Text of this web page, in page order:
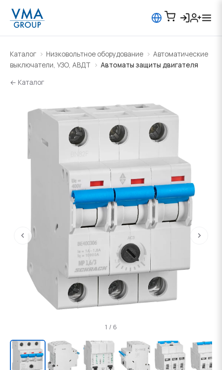
Каталог Низковольтное оборудование
Автоматические
выключатели, УЗО, АВДТ
Автоматы защиты двигателя
← Каталог
‹ ›
1 / 6